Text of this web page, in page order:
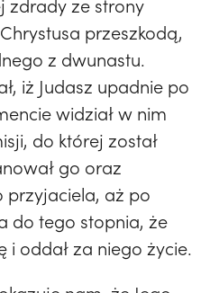
zdrady ze strony
przeszkodą,
z dwunastu.
iż Judasz upadnie po
widział w nim
do której został
go oraz
przyjaciela, aż po
do tego stopnia, że
i oddał za niego życie.